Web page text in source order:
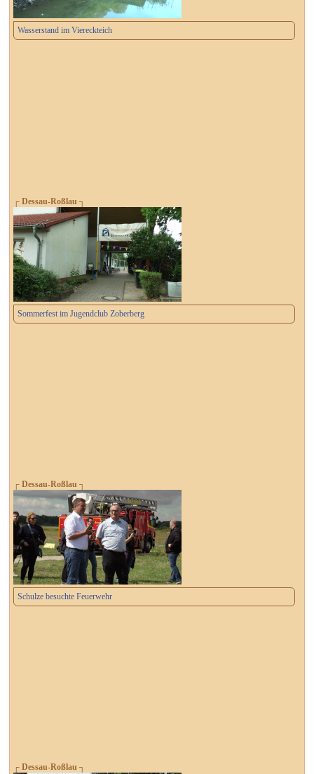
Wasserstand im Viereckteich
┌ Dessau-Roßlau ┐
Sommerfest im Jugendclub Zoberberg
┌ Dessau-Roßlau ┐
Schulze besuchte Feuerwehr
┌ Dessau-Roßlau ┐